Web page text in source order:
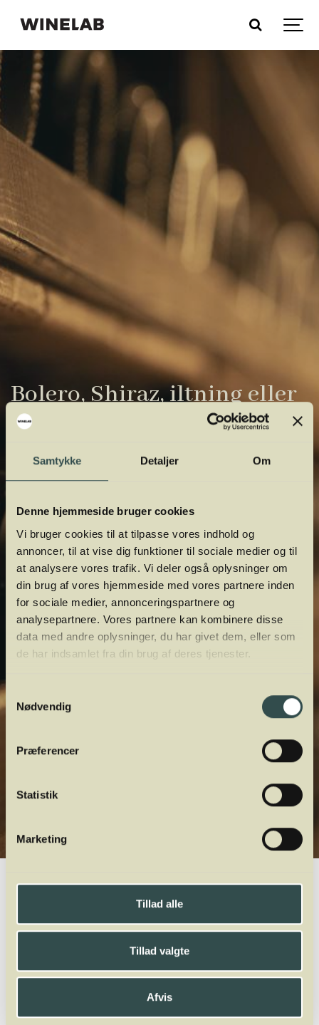
Samtykke Detaljer Om
Denne hjemmeside bruger cookies
Vi bruger cookies til at tilpasse vores indhold og
annoncer, til at vise dig funktioner til sociale medier og til
at analysere vores trafik. Vi deler også oplysninger om
din brug af vores hjemmeside med vores partnere inden
for sociale medier, annonceringspartnere og
analysepartnere. Vores partnere kan kombinere disse
data med andre oplysninger, du har givet dem, eller som
de har indsamlet fra din brug af deres tjenester.
Samtykkevalg
Nødvendig
Præferencer
Statistik
Marketing
Tillad alle
Tillad valgte
Afvis
Bolero, Shiraz, iltning eller
gardiner?
Vinens verden er fuld af komplicerede
udtryk. Vi har samlet de vigtigste i vores
orientere dig.
Siegerrebe
A B C D E F G H I J K L M N O P Q R S T U V W
Macabeo Malbec Malvasia Mammolo
Mandilaria
Montepulciano
Muscadelle